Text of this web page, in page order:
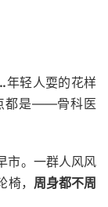
年轻人耍的花样
都是——骨科医
市。一群人风风
， 周身都不周